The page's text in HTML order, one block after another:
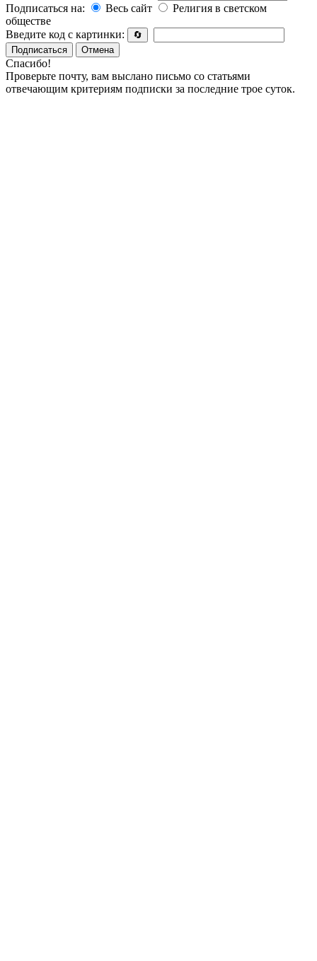
Подписаться на:
Весь сайт
Религия в светском
обществе
Введите код с картинки:
🔄
Подписаться
Отмена
Спасибо!
Проверьте почту, вам выслано письмо со статьями
отвечающим критериям подписки за последние трое суток.